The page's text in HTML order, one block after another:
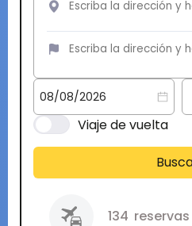
Viaje de vuelta
134